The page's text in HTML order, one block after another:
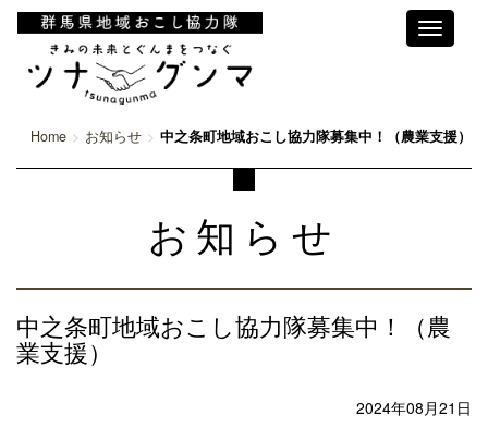
Toggle
Home お知らせ 中之条町地域おこし協力隊募集中！（農業支援）
お知らせ
中之条町地域おこし協力隊募集中！（農
業支援）
2024年08月21日